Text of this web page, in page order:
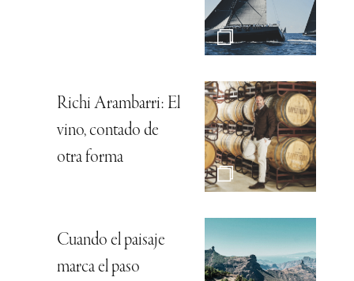
Richi Arambarri: El
vino, contado de
otra forma
Cuando el paisaje
marca el paso